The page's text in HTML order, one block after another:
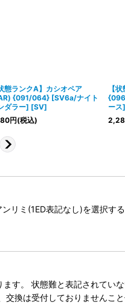
態ランクA】カシオペア
{091/064} [SV6a/ナイト
ダラー] [SV]
円(税込)
【
ー
リミ(1ED表記なし)を選択する
す。 状態難と表記されてい
換は受付しておりませんこ